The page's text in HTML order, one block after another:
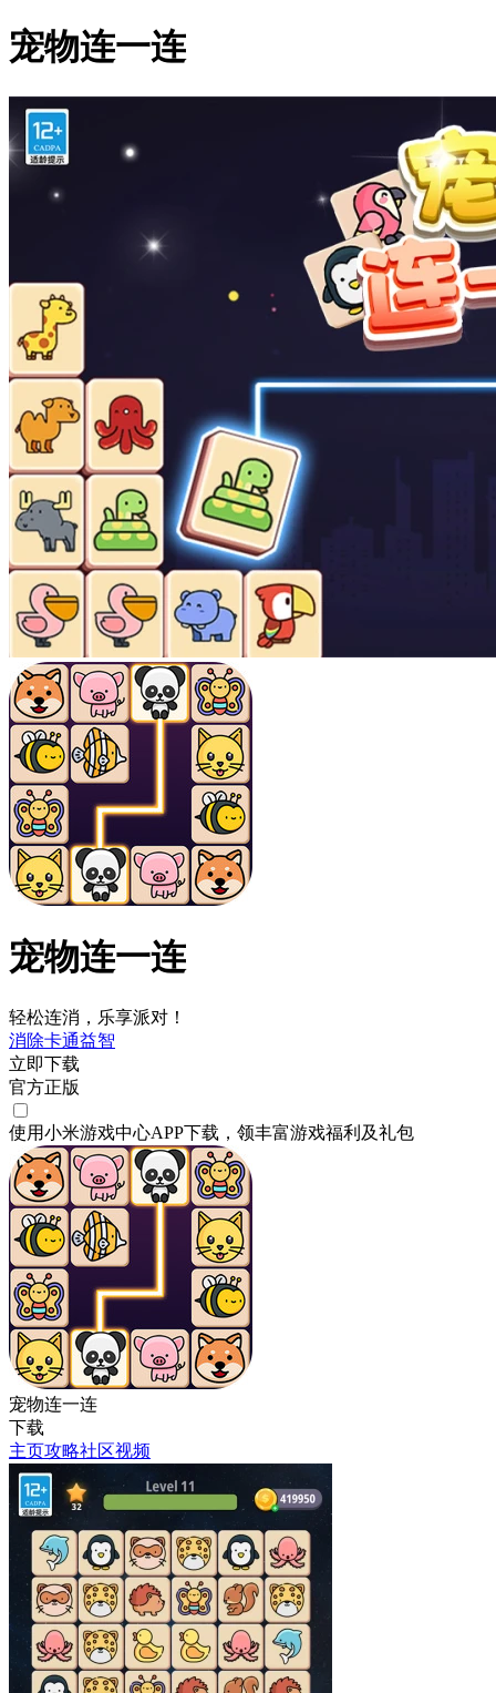
宠物连一连
宠物连一连
轻松连消，乐享派对！
消除卡通益智
立即下载
官方正版
使用小米游戏中心APP下载 ，领丰富游戏福利 及礼包
宠物连一连
下载
主页攻略社区视频